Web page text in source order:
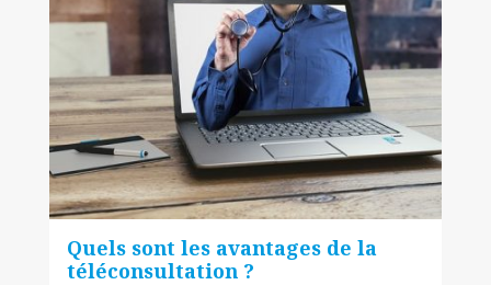
Quels sont les avantages de la
téléconsultation ?